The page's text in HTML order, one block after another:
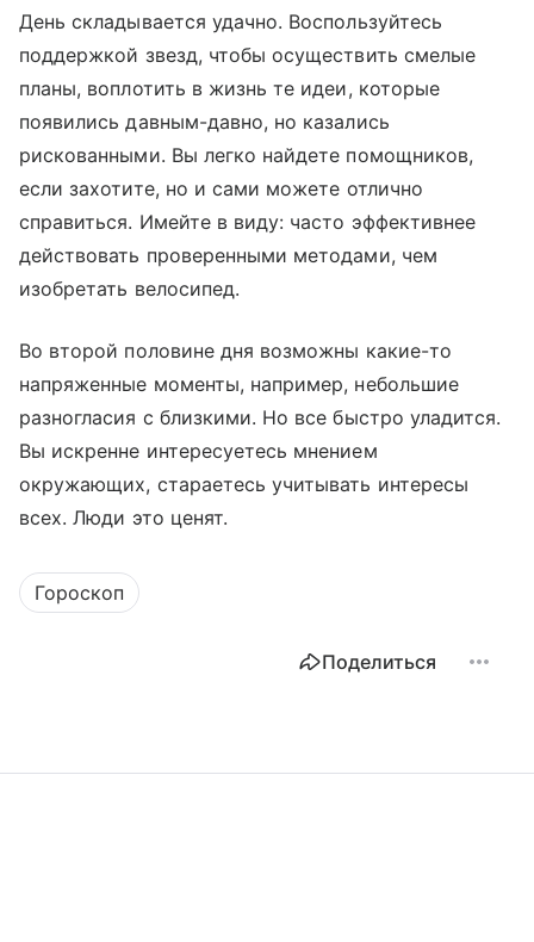
День складывается удачно. Воспользуйтесь
поддержкой звезд, чтобы осуществить смелые
планы, воплотить в жизнь те идеи, которые
появились давным-давно, но казались
рискованными. Вы легко найдете помощников,
если захотите, но и сами можете отлично
справиться. Имейте в виду: часто эффективнее
действовать проверенными методами, чем
изобретать велосипед.
Во второй половине дня возможны какие-то
напряженные моменты, например, небольшие
разногласия с близкими. Но все быстро уладится.
Вы искренне интересуетесь мнением
окружающих, стараетесь учитывать интересы
всех. Люди это ценят.
Гороскоп
Поделиться